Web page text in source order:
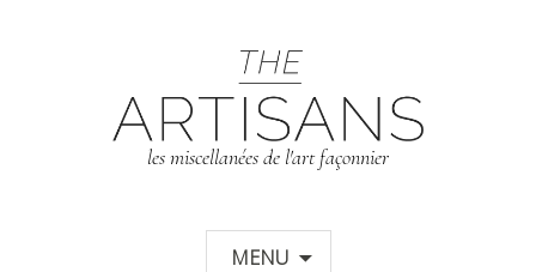
les miscellanées de l'art façonnier
MENU